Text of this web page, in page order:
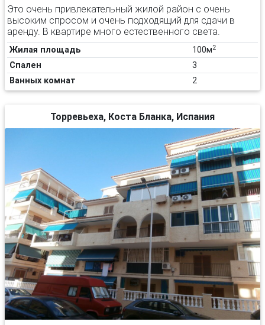
Это очень привлекательный жилой район с очень
высоким спросом и очень подходящий для сдачи в
аренду. В квартире много естественного света.
Жилая площадь 100м2
Спален
3
Ванных комнат
2
Торревьеха, Коста Бланка, Испания